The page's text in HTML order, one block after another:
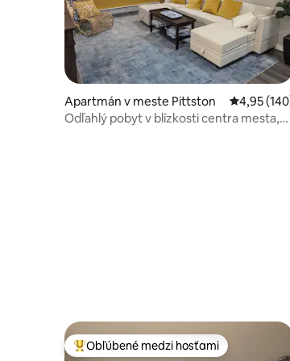
Apartmán v meste Pittston
4,95
Odľahlý pobyt v blízkosti centra mesta,
Najobľúbenejšie medzi hosťami
Obľúbené medzi hosťami